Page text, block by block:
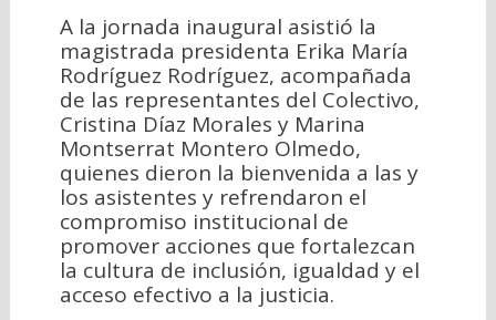
A la jornada inaugural asistió la
magistrada presidenta Erika María
Rodríguez Rodríguez, acompañada
de las representantes del Colectivo,
Cristina Díaz Morales y Marina
Montserrat Montero Olmedo,
quienes dieron la bienvenida a las y
los asistentes y refrendaron el
compromiso institucional de
promover acciones que fortalezcan
la cultura de inclusión, igualdad y el
acceso efectivo a la justicia.